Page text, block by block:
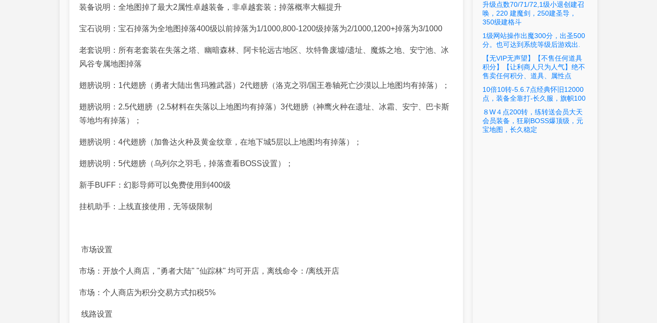
装备说明：全地图掉了最大2属性卓越装备，非卓越套装；掉落概率大幅提升
宝石说明：宝石掉落为全地图掉落400级以前掉落为1/1000,800-1200级掉落为2/1000,1200+掉落为3/1000
老套说明：所有老套装在失落之塔、幽暗森林、阿卡轮远古地区、坎特鲁废墟/遗址、魔炼之地、安宁池、冰
风谷专属地图掉落
翅膀说明：1代翅膀（勇者大陆出售玛雅武器）2代翅膀（洛克之羽/国王卷轴死亡沙漠以上地图均有掉落）；
翅膀说明：2.5代翅膀（2.5材料在失落以上地图均有掉落）3代翅膀（神鹰火种在遗址、冰霜、安宁、巴卡斯
等地均有掉落）；
翅膀说明：4代翅膀（加鲁达火种及黄金纹章，在地下城5层以上地图均有掉落）；
翅膀说明：5代翅膀（乌列尔之羽毛，掉落查看BOSS设置）；
新手BUFF：幻影导师可以免费使用到400级
挂机助手：上线直接使用，无等级限制
市场设置
市场：开放个人商店，"勇者大陆" "仙踪林" 均可开店，离线命令：/离线开店
市场：个人商店为积分交易方式扣税5%
线路设置
升级点数70/71/72,1级小退创建召
唤，220 建魔剑，250建圣导，
350级建格斗
1级网站操作出魔300分，出圣500
分。也可达到系统等级后游戏出.
【无VIP无声望】【不售任何道具
积分】【让利商人只为人气】绝不
售卖任何积分、道具、属性点
10倍10转-5.6.7点经典怀旧12000
点，装备全靠打-长久服，旗帜100
８W４点200转，练转送会员大天
会员装备，狂刷BOSS爆顶级，元
宝地图，长久稳定